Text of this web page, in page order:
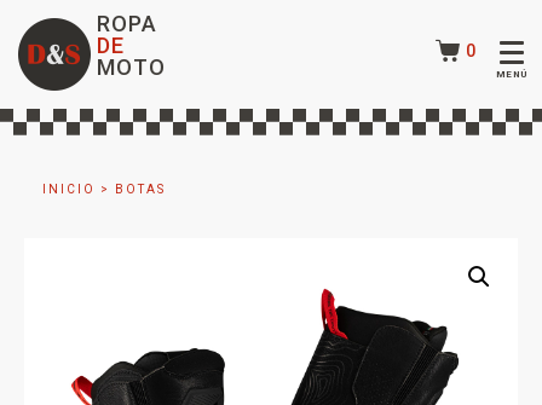
ROPA
DE
MOTO
0
INICIO > BOTAS